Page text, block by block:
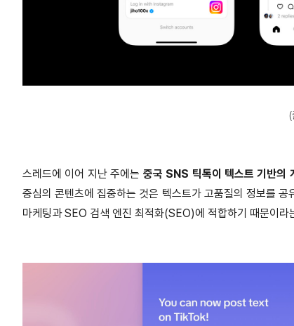
스레드에 이어 지난 주에는 중국 SNS 틱톡이 텍스트 기반의
중심의 콘텐츠에 집중하는 것은 텍스트가 고품질의 정보를
마케팅과 SEO 검색 엔진 최적화(SEO)에 적합하기 때문이라